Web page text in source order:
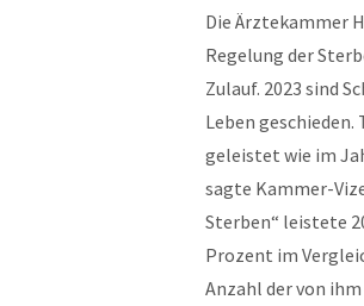
Die Ärztekammer
Regelung der
Zulauf. 2023 sind
Leben
geleistet wie im
sagte Kammer-
Sterben“ leistete
Prozent im
Anzahl der von